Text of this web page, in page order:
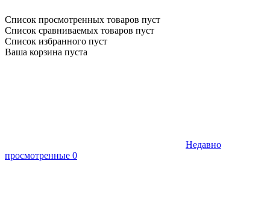
Список просмотренных товаров пуст
Список сравниваемых товаров пуст
Список избранного пуст
Ваша корзина пуста
Недавно
просмотренные 0